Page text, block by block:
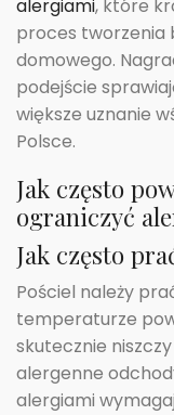
alergiami, które
proces tworzenia
domowego.
podejście
większe uznanie
Polsce.
Jak często
ograniczyć
Jak często
Pościel należy
temperaturze
skutecznie
alergenne
alergiami